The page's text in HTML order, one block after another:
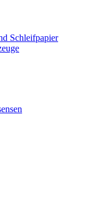
Schleifpapier